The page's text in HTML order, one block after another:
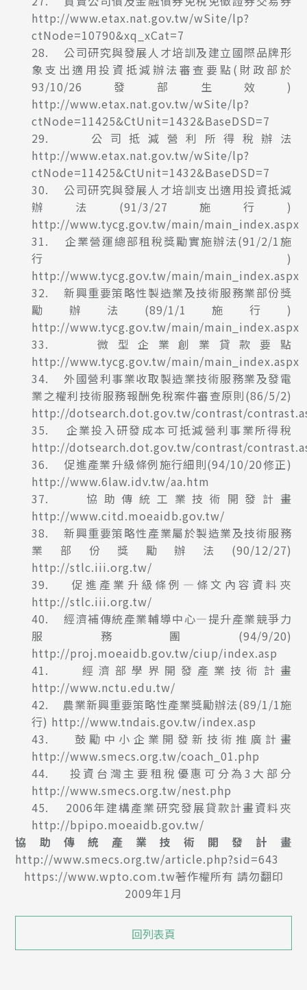
http://www.etax.nat.gov.tw/wSite/lp?
ctNode=10790&xq_xCat=7
28. 公司研究與發展人才培訓及建立國際品牌形
象支出適用投資抵減辦法審查要點(財政部於
93/10/26發部生效)
http://www.etax.nat.gov.tw/wSite/lp?
ctNode=11425&CtUnit=1432&BaseDSD=7
29. 公司抵減營利所得稅辦法
http://www.etax.nat.gov.tw/wSite/lp?
ctNode=11425&CtUnit=1432&BaseDSD=7
30. 公司研究與發展人才培訓支出適用投資抵減
辦法(91/3/27施行)
http://www.tycg.gov.tw/main/main_index.aspx
31. 企業營運總部租稅獎勵實施辦法(91/2/1施
行)
http://www.tycg.gov.tw/main/main_index.aspx
32. 新興重要策略性製造業及技術服務業部份獎
勵辦法(89/1/1施行)
http://www.tycg.gov.tw/main/main_index.aspx
33. 微型企業創業貸款要點
http://www.tycg.gov.tw/main/main_index.aspx
34. 外國營利事業收取製造業技術服務業及發電
業之權利技術服務報酬免稅案件審查原則(86/5/2)
http://dotsearch.dot.gov.tw/contrast/
35. 企業投入研發成本可抵減營利事業所得稅
http://dotsearch.dot.gov.tw/contrast/
36. 促進產業升級條例施行細則(94/10/20修正)
http://www.6law.idv.tw/aa.htm
37. 協助傳統工業技術開發計畫
http://www.citd.moeaidb.gov.tw/
38. 新興重要策略性產業屬於製造業及技術服務
業部份獎勵辦法(90/12/27)
http://stlc.iii.org.tw/
39. 促進產業升級條例—條文內容資料夾
http://stlc.iii.org.tw/
40. 經濟補傳統產業輔導中心—提升產業競爭力
服務團(94/9/20)
http://proj.moeaidb.gov.tw/ciup/index.asp
41. 經濟部學界開發產業技術計畫
http://www.nctu.edu.tw/
42. 農業新興重要策略性產業獎勵辦法(89/1/1施
行) http://www.tndais.gov.tw/index.asp
43. 鼓勵中小企業開發新技術推廣計畫
http://www.smecs.org.tw/coach_01.php
44. 投資台灣主要租稅優惠可分為3大部分
http://www.smecs.org.tw/nest.php
45. 2006年建構產業研究發展貸款計畫資料夾
http://bpipo.moeaidb.gov.tw/
協助傳統產業技術開發計畫
http://www.smecs.org.tw/article.php?sid=643
https://www.wpto.com.tw著作權所有 請勿翻印
2009年1月
回列表頁